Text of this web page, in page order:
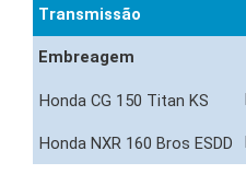
Transmissão
Embreagem